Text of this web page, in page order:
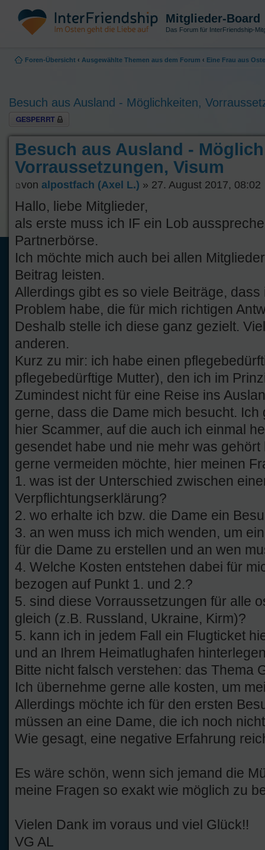
Mitglieder-Board
Das Forum für InterFriendship-
Foren-Übersicht ‹ Ausgewählte Themen aus dem Forum ‹ Eine Frau aus
Besuch aus Ausland - Möglichkeiten,
Thema gesperrt
Besuch aus Ausland -
Vorraussetzungen, Visum
von alpostfach (Axel L.) » 27. August 2017, 08:02
Hallo, liebe Mitglieder,
als erste muss ich IF ein Lob
Partnerbörse.
Ich möchte mich auch bei allen
Beitrag leisten.
Allerdings gibt es so viele Beiträge,
Problem habe, die für mich richtigen
Deshalb stelle ich diese ganz gezielt.
anderen.
Kurz zu mir: ich habe einen
pflegebedürftige Mutter), den ich im
Zumindest nicht für eine Reise ins
gerne, dass die Dame mich besucht.
hier Scammer, auf die auch ich einmal
gesendet habe und nie mehr was
gerne vermeiden möchte, hier meinen
1. was ist der Unterschied zwischen
Verpflichtungserklärung?
2. wo erhalte ich bzw. die Dame ein
3. an wen muss ich mich wenden, um
für die Dame zu erstellen und an wen
4. Welche Kosten entstehen dabei für
bezogen auf Punkt 1. und 2.?
5. sind diese Vorraussetzungen für alle
gleich (z.B. Russland, Ukraine, Kirm)?
5. kann ich in jedem Fall ein Flugticket
und an Ihrem Heimatlughafen
Bitte nicht falsch verstehen: das Thema
Ich übernehme gerne alle kosten, um
Allerdings möchte ich für den ersten
müssen an eine Dame, die ich noch
Wie gesagt, eine negative Erfahrung
Es wäre schön, wenn sich jemand die
meine Fragen so exakt wie möglich zu
Vielen Dank im voraus und viel Glück!!
VG AL